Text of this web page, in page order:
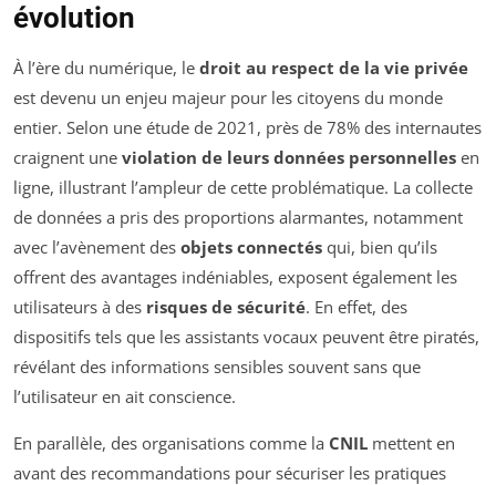
évolution
À l’ère du numérique, le droit au respect de la vie privée
est devenu un enjeu majeur pour les citoyens du monde
entier. Selon une étude de 2021, près de 78% des internautes
craignent une violation de leurs données personnelles en
ligne, illustrant l’ampleur de cette problématique. La collecte
de données a pris des proportions alarmantes, notamment
avec l’avènement des objets connectés qui, bien qu’ils
offrent des avantages indéniables, exposent également les
utilisateurs à des risques de sécurité. En effet, des
dispositifs tels que les assistants vocaux peuvent être piratés,
révélant des informations sensibles souvent sans que
l’utilisateur en ait conscience.
En parallèle, des organisations comme la CNIL mettent en
avant des recommandations pour sécuriser les pratiques